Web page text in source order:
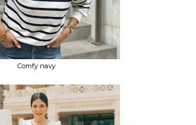
Comfy navy